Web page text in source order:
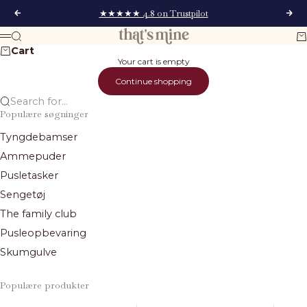
Previous
★★★★★ 4.8 on Trustpilot
Next
That's Mine
Menu
Search
Cart
Your cart is empty
Continue shopping
Search for...
Populære søgninger
Tyngdebamser
Ammepuder
Pusletasker
Sengetøj
The family club
Pusleopbevaring
Skumgulve
Populære produkter